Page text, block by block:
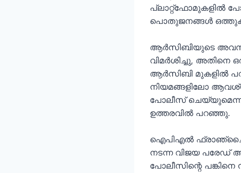
പ്ലാറ്റ്‌ഫോമുകളിൽ
പൊതുജനങ്ങൾ
ആർ‌സി‌ബിയുടെ
വിമർശിച്ചു, അതിനെ
ആർ‌സി‌ബി മുകളിൽ
നിയമങ്ങളിലോ
പോലീസ് ചെയ്യുമെന്ന്
ഉത്തരവിൽ പറഞ്ഞു.
ഐ‌പി‌എൽ
നടന്ന വിജയ പരേഡ്
പോലീസിന്റെ